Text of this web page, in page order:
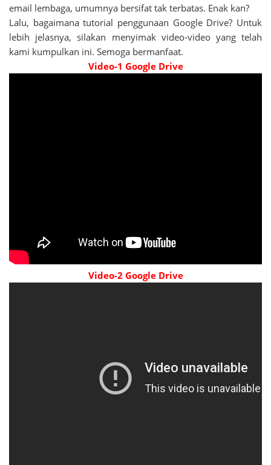
email lembaga, umumnya bersifat tak terbatas. Enak kan?
Lalu, bagaimana tutorial penggunaan Google Drive? Untuk
lebih jelasnya, silakan menyimak video-video yang telah
kami kumpulkan ini. Semoga bermanfaat.
Video-1 Google Drive
Video-2 Google Drive